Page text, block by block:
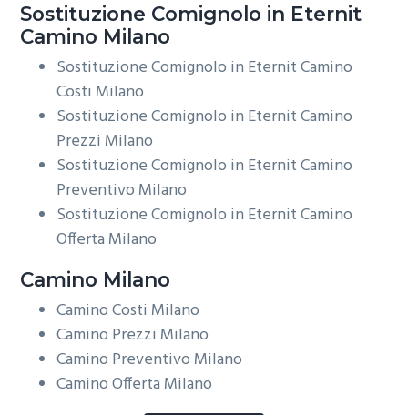
Sostituzione Comignolo in Eternit
Camino Milano
Sostituzione Comignolo in Eternit Camino
Costi Milano
Sostituzione Comignolo in Eternit Camino
Prezzi Milano
Sostituzione Comignolo in Eternit Camino
Preventivo Milano
Sostituzione Comignolo in Eternit Camino
Offerta Milano
Camino Milano
Camino Costi Milano
Camino Prezzi Milano
Camino Preventivo Milano
Camino Offerta Milano